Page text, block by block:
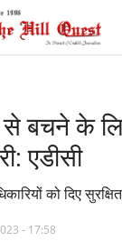
बचने के
एडीसी
को दिए
- 17:58